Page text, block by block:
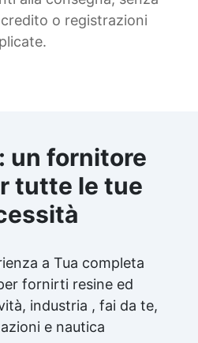
o registrazioni
un fornitore
tutte le tue
a Tua completa
fornirti resine ed
industria , fai da te,
e nautica